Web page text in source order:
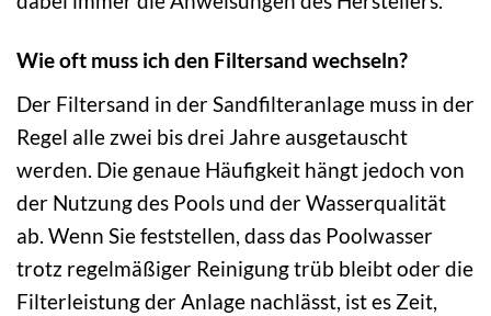
Wie oft muss ich den Filtersand wechseln?
Der Filtersand in der Sandfilteranlage muss in der
Regel alle zwei bis drei Jahre ausgetauscht
werden. Die genaue Häufigkeit hängt jedoch von
der Nutzung des Pools und der Wasserqualität
ab. Wenn Sie feststellen, dass das Poolwasser
trotz regelmäßiger Reinigung trüb bleibt oder die
Filterleistung der Anlage nachlässt, ist es Zeit,